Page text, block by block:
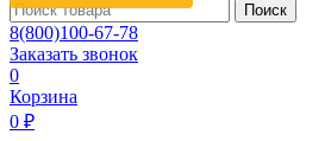
Поиск
8(800)100-67-78
Заказать звонок
0
Корзина
0 ₽